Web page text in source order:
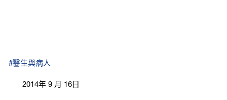
#醫生與病人
2014年 9 月 16日